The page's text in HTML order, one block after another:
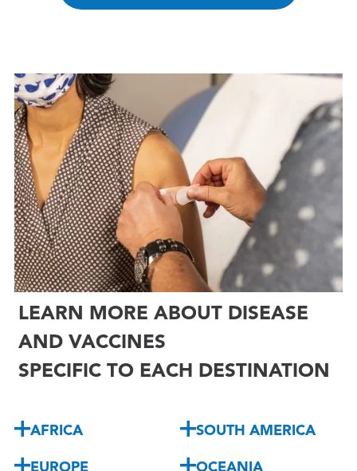
LEARN MORE ABOUT DISEASE
AND VACCINES
SPECIFIC TO EACH DESTINATION
AFRICA SOUTH AMERICA